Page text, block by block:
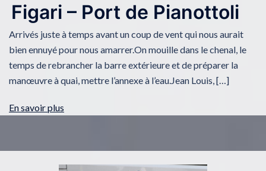
Figari – Port de Pianottoli
Arrivés juste à temps avant un coup de vent qui nous aurait
bien ennuyé pour nous amarrer.On mouille dans le chenal, le
temps de rebrancher la barre extérieure et de préparer la
manœuvre à quai, mettre l’annexe à l’eau.Jean Louis, […]
En savoir plus